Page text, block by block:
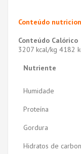
Conteúdo
Conteúdo Calórico
3207 kcal/kg 4182
Nutriente
Humidade
Proteína
Gordura
Hidratos de